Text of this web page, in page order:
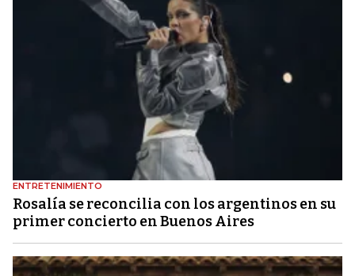
ENTRETENIMIENTO
Rosalía se reconcilia con los argentinos en su
primer concierto en Buenos Aires